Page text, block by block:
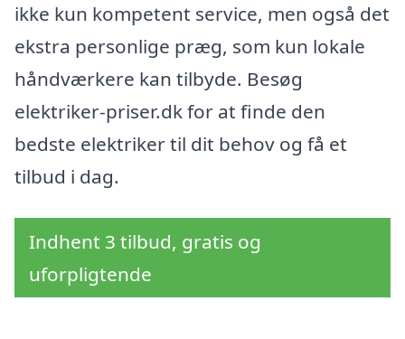
ikke kun kompetent service, men også det
ekstra personlige præg, som kun lokale
håndværkere kan tilbyde. Besøg
elektriker-priser.dk for at finde den
bedste elektriker til dit behov og få et
tilbud i dag.
Indhent 3 tilbud, gratis og
uforpligtende